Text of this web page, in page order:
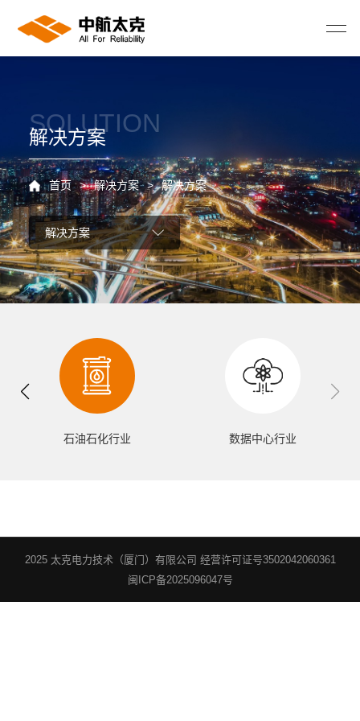
SOLUTION
解决方案
首页 > 解决方案 > 解决方案
解决方案
石油石化行业 数据中心行业
2025 太克电力技术（厦门）有限公司 经营许可证号3502042060361
闽ICP备2025096047号